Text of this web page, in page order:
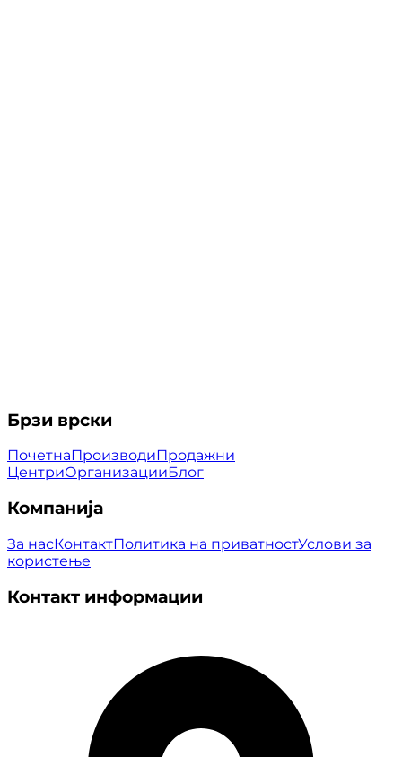
Брзи врски
ПочетнаПроизводиПродажни
ЦентриОрганизацииБлог
Компанија
За насКонтактПолитика на приватностУслови за
користење
Контакт информации